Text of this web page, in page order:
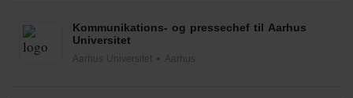
Kommunikations- og pressechef til Aarhus
Universitet
Aarhus Universitet Aarhus